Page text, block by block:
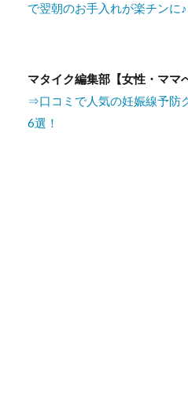
で翌朝のお手入れが楽チンに♪
マタイク編集部【女性・ママ
⇒口コミで人気の妊娠線予防
6選！